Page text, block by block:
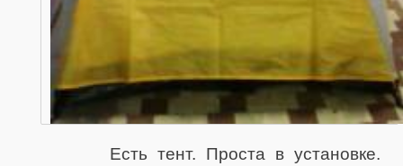
Есть тент. Проста в установке.